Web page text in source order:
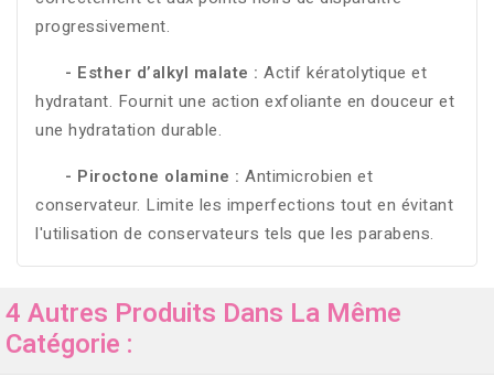
progressivement.
- Esther d’alkyl malate : Actif kératolytique et
hydratant. Fournit une action exfoliante en douceur et
une hydratation durable.
- Piroctone olamine : Antimicrobien et
conservateur. Limite les imperfections tout en évitant
l'utilisation de conservateurs tels que les parabens.
4 Autres Produits Dans La Même
Catégorie :